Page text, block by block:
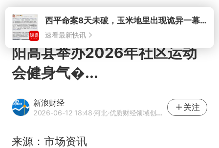
打开西平命案8天未破，玉米地里出现诡异一幕，我突然想起了欧金中
速看最新快讯
阳高县举办2026年社区运动
会健身气�...
新浪财经
2026-06-12 18:48·河北·优质财经领域创作者
关注
来源：市场资讯